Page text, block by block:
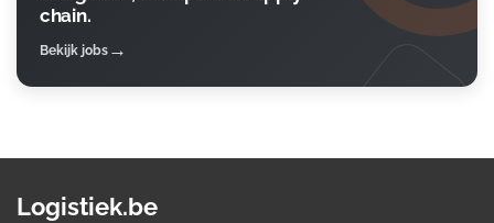
chain.
Bekijk jobs
Logistiek.be